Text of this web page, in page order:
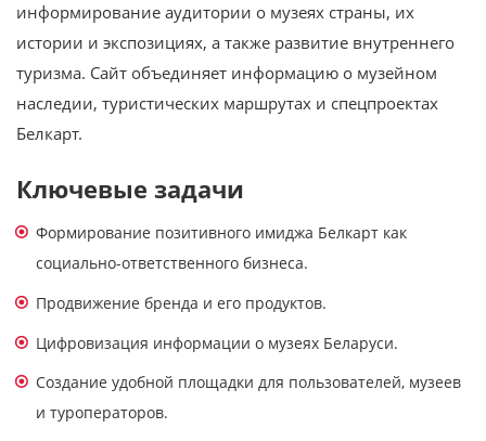
информирование аудитории о музеях страны, их
истории и экспозициях, а также развитие внутреннего
туризма. Сайт объединяет информацию о музейном
наследии, туристических маршрутах и спецпроектах
Белкарт.
Ключевые задачи
Формирование позитивного имиджа Белкарт как
социально-ответственного бизнеса.
Продвижение бренда и его продуктов.
Цифровизация информации о музеях Беларуси.
Создание удобной площадки для пользователей, музеев
и туроператоров.